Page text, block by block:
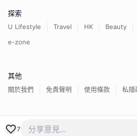
7
探索
U Lifestyle Travel HK Beauty
e-zone
其他
關於我們 免責聲明 使用條款 私隱
香港經濟日報版權所有©